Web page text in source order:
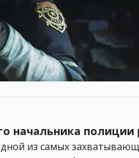
начальника
из самых